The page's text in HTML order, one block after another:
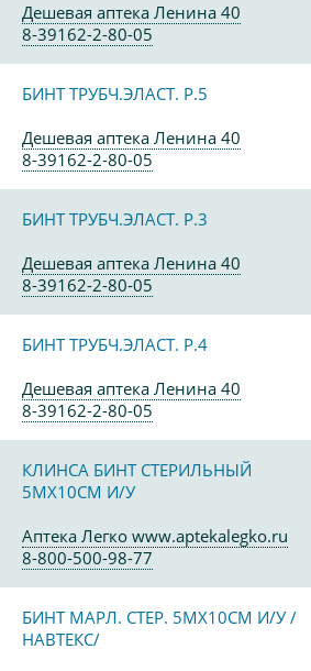
Дешевая аптека Ленина 40
8-39162-2-80-05
БИНТ ТРУБЧ.ЭЛАСТ. Р.5
Дешевая аптека Ленина 40
8-39162-2-80-05
БИНТ ТРУБЧ.ЭЛАСТ. Р.3
Дешевая аптека Ленина 40
8-39162-2-80-05
БИНТ ТРУБЧ.ЭЛАСТ. Р.4
Дешевая аптека Ленина 40
8-39162-2-80-05
КЛИНСА БИНТ СТЕРИЛЬНЫЙ
5МХ10СМ И/У
Аптека Легко www.aptekalegko.ru
8-800-500-98-77
БИНТ МАРЛ. СТЕР. 5МХ10СМ И/У /
НАВТЕКС/